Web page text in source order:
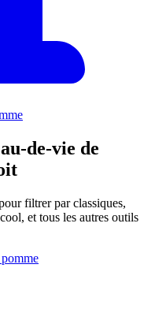
de-vie de
filtrer par classiques,
et tous les autres outils